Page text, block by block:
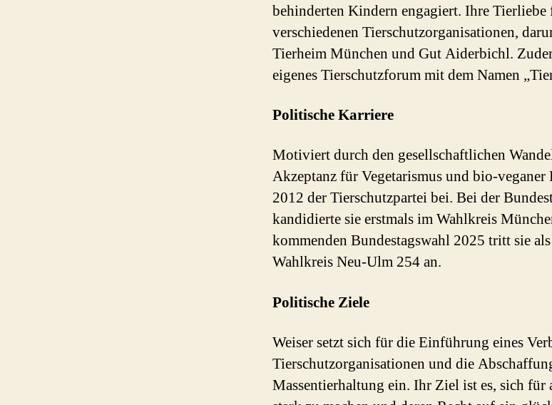
behinderten Kindern engagiert. Ihre Tierliebe
verschiedenen Tierschutzorganisationen,
Tierheim München und Gut Aiderbichl.
eigenes Tierschutzforum mit dem Namen
Politische Karriere
Motiviert durch den gesellschaftlichen
Akzeptanz für Vegetarismus und bio-veganer
2012 der Tierschutzpartei bei. Bei der
kandidierte sie erstmals im Wahlkreis
kommenden Bundestagswahl 2025 tritt sie
Wahlkreis Neu-Ulm 254 an.
Politische Ziele
Weiser setzt sich für die Einführung eines
Tierschutzorganisationen und die
Massentierhaltung ein. Ihr Ziel ist es, sich für